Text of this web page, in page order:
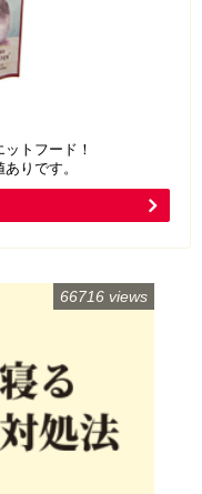
トフード！
りです。
66716 views